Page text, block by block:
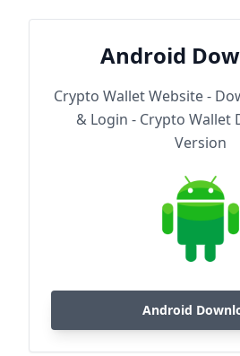
Android
Crypto Wallet Website -
& Login - Crypto Wallet
Version
Android